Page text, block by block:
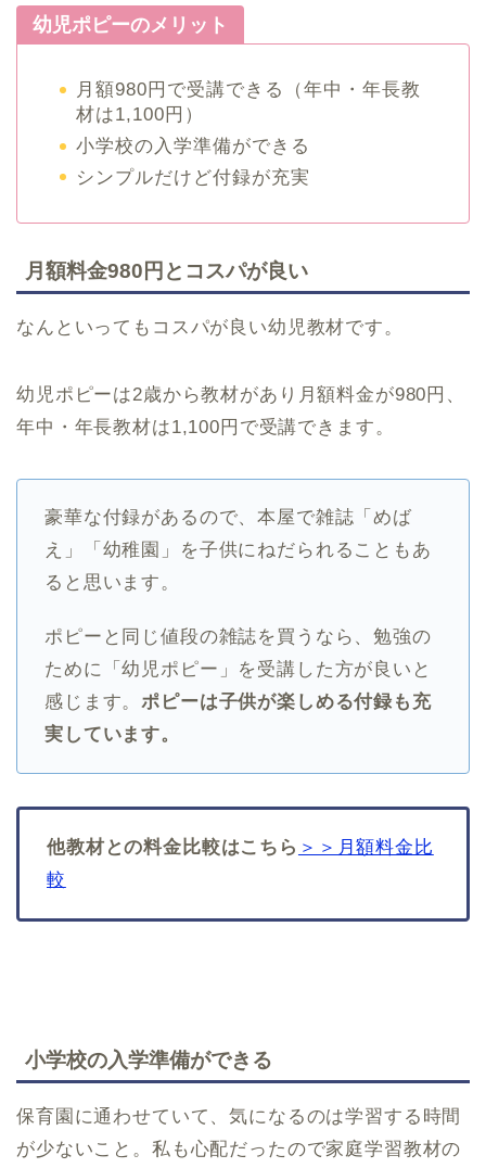
幼児ポピーのメリット
月額980円で受講できる（年中・年長教
材は1,100円）
小学校の入学準備ができる
シンプルだけど付録が充実
月額料金980円とコスパが良い
なんといってもコスパが良い幼児教材です。
幼児ポピーは2歳から教材があり月額料金が980円、
年中・年長教材は1,100円で受講できます。
豪華な付録があるので、本屋で雑誌「めば
え」「幼稚園」を子供にねだられることもあ
ると思います。
ポピーと同じ値段の雑誌を買うなら、勉強の
ために「幼児ポピー」を受講した方が良いと
感じます。ポピーは子供が楽しめる付録も充
実しています。
他教材との料金比較はこちら ＞＞月額料金比
較
小学校の入学準備ができる
保育園に通わせていて、気になるのは学習する時間
が少ないこと。私も心配だったので家庭学習教材の